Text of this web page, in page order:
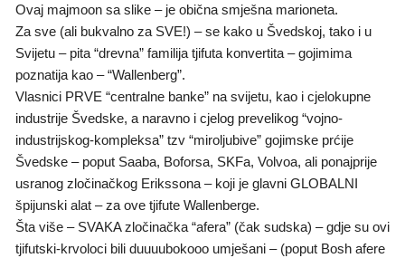
Ovaj majmoon sa slike – je obična smješna marioneta.
Za sve (ali bukvalno za SVE!) – se kako u Švedskoj, tako i u
Svijetu – pita “drevna” familija tjifuta konvertita – gojimima
poznatija kao – “Wallenberg”.
Vlasnici PRVE “centralne banke” na svijetu, kao i cjelokupne
industrije Švedske, a naravno i cjelog prevelikog “vojno-
industrijskog-kompleksa” tzv “miroljubive” gojimske prćije
Švedske – poput Saaba, Boforsa, SKFa, Volvoa, ali ponajprije
usranog zločinačkog Erikssona – koji je glavni GLOBALNI
špijunski alat – za ove tjifute Wallenberge.
Šta više – SVAKA zločinačka “afera” (čak sudska) – gdje su ovi
tjifutski-krvoloci bili duuuubokooo umješani – (poput Bosh afere